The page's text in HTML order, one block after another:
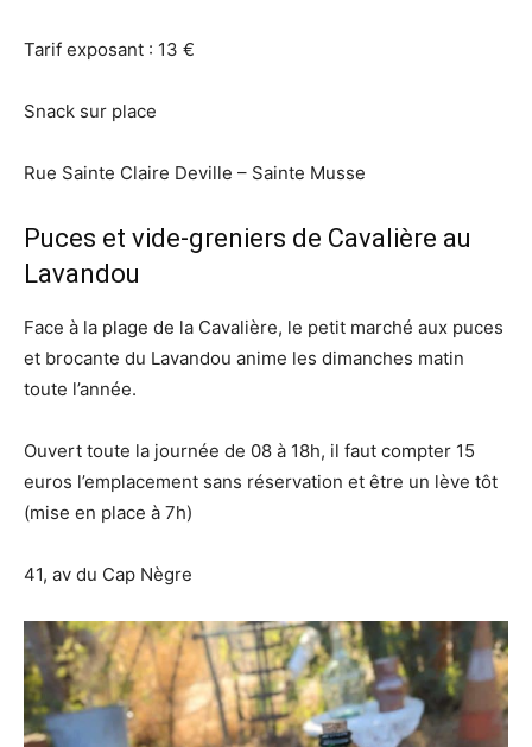
Tarif exposant : 13 €
Snack sur place
Rue Sainte Claire Deville – Sainte Musse
Puces et vide-greniers de Cavalière au
Lavandou
Face à la plage de la Cavalière, le petit marché aux puces
et brocante du Lavandou anime les dimanches matin
toute l’année.
Ouvert toute la journée de 08 à 18h, il faut compter 15
euros l’emplacement sans réservation et être un lève tôt
(mise en place à 7h)
41, av du Cap Nègre